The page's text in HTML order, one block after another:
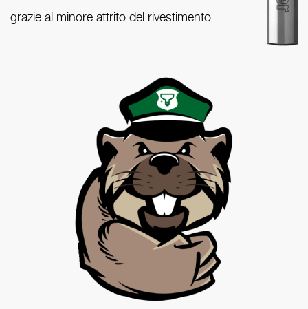
grazie al minore attrito del rivestimento.